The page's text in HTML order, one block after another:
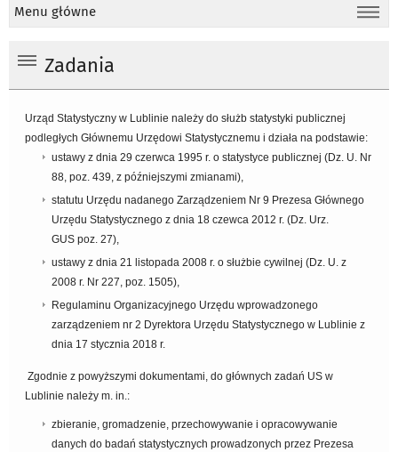
Menu główne
Zadania
Urząd Statystyczny w Lublinie należy do służb statystyki publicznej
podległych Głównemu Urzędowi Statystycznemu i działa na podstawie:
ustawy z dnia 29 czerwca 1995 r. o statystyce publicznej (Dz. U. Nr
88, poz. 439, z późniejszymi zmianami),
statutu Urzędu nadanego Zarządzeniem Nr 9 Prezesa Głównego
Urzędu Statystycznego z dnia 18 czewca 2012 r. (Dz. Urz.
GUS poz. 27),
ustawy z dnia 21 listopada 2008 r. o służbie cywilnej (Dz. U. z
2008 r. Nr 227, poz. 1505),
Regulaminu Organizacyjnego Urzędu wprowadzonego
zarządzeniem nr 2 Dyrektora Urzędu Statystycznego w Lublinie z
dnia 17 stycznia 2018 r.
Zgodnie z powyższymi dokumentami, do głównych zadań US w
Lublinie należy m. in.:
zbieranie, gromadzenie, przechowywanie i opracowywanie
danych do badań statystycznych prowadzonych przez Prezesa